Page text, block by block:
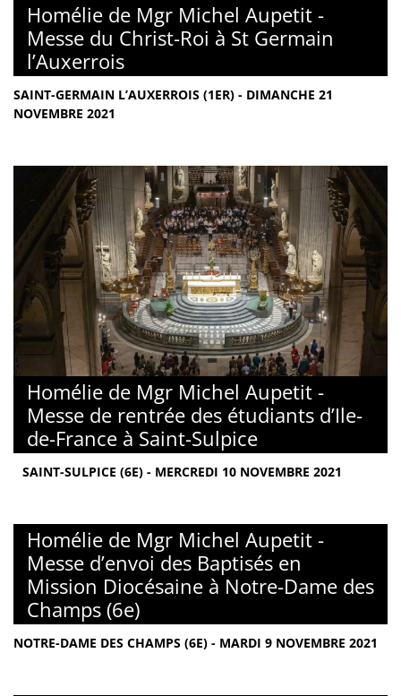
Homélie de Mgr Michel Aupetit -
Messe du Christ-Roi à St Germain
l’Auxerrois
SAINT-GERMAIN L’AUXERROIS (1ER) - DIMANCHE 21
NOVEMBRE 2021
Homélie de Mgr Michel Aupetit -
Messe de rentrée des étudiants d’Ile-
de-France à Saint-Sulpice
SAINT-SULPICE (6E) - MERCREDI 10 NOVEMBRE 2021
Homélie de Mgr Michel Aupetit -
Messe d’envoi des Baptisés en
Mission Diocésaine à Notre-Dame des
Champs (6e)
NOTRE-DAME DES CHAMPS (6E) - MARDI 9 NOVEMBRE 2021